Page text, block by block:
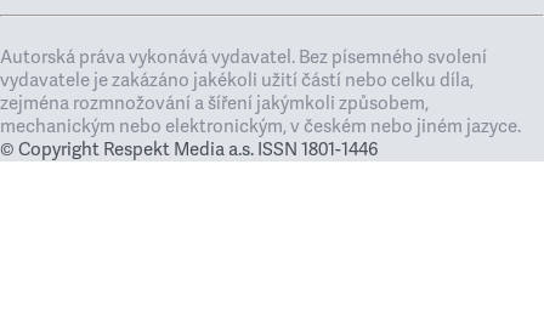
Autorská práva vykonává vydavatel. Bez písemného svolení
vydavatele je zakázáno jakékoli užití částí nebo celku díla,
zejména rozmnožování a šíření jakýmkoli způsobem,
mechanickým nebo elektronickým, v českém nebo jiném jazyce.
© Copyright Respekt Media a.s. ISSN 1801-1446